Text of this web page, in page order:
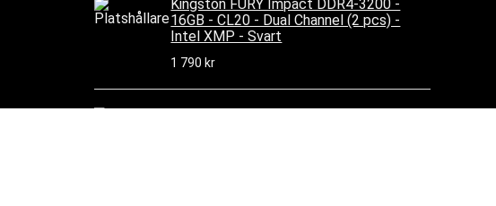
Kingston FURY Impact DDR4-3200 -
16GB - CL20 - Dual Channel (2 pcs) -
Intel XMP - Svart
1 790kr